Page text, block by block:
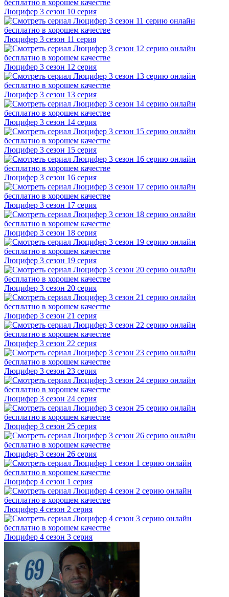
Люцифер 3 cезон 10 cерия
Люцифер 3 cезон 11 cерия
Люцифер 3 cезон 12 cерия
Люцифер 3 cезон 13 cерия
Люцифер 3 cезон 14 cерия
Люцифер 3 cезон 15 cерия
Люцифер 3 cезон 16 cерия
Люцифер 3 cезон 17 cерия
Люцифер 3 cезон 18 cерия
Люцифер 3 cезон 19 cерия
Люцифер 3 cезон 20 cерия
Люцифер 3 cезон 21 cерия
Люцифер 3 cезон 22 cерия
Люцифер 3 cезон 23 cерия
Люцифер 3 cезон 24 cерия
Люцифер 3 cезон 25 cерия
Люцифер 3 cезон 26 cерия
Люцифер 4 cезон 1 cерия
Люцифер 4 cезон 2 cерия
Люцифер 4 cезон 3 cерия